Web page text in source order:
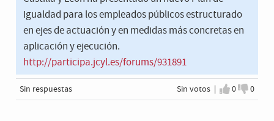
Igualdad para los empleados públicos estructurado
en ejes de actuación y en medidas más concretas en
aplicación y ejecución.
http://participa.jcyl.es/forums/931891
Sin votos |
Estoy de
0
No
0
Sin respuestas